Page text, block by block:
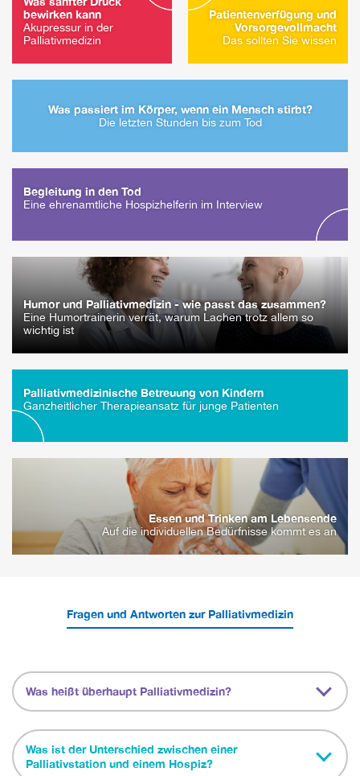
bewirken kann
Akupressur in der
Palliativmedizin
Patientenverfügung und
Vorsorgevollmacht
Das sollten Sie wissen
Was passiert im Körper, wenn ein Mensch stirbt?
Die letzten Stunden bis zum Tod
Begleitung in den Tod
Eine ehrenamtliche Hospizhelferin im Interview
Humor und Palliativmedizin - wie passt das zusammen?
Eine Humortrainerin verrät, warum Lachen trotz allem so
wichtig ist
Palliativ­medizinische Betreuung von Kindern
Ganzheitlicher Therapieansatz für junge Patienten
Essen und Trinken am Lebensende
Auf die individuellen Bedürfnisse kommt es an
Fragen und Antworten zur Palliativmedizin
Was heißt überhaupt Palliativmedizin?
Was ist der Unterschied zwischen einer
Palliativstation und einem Hospiz?